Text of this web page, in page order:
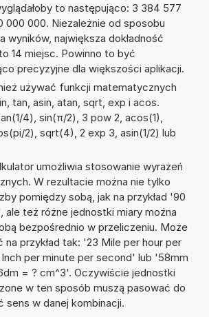
to następująco: 3 384 577
000 000. Niezależnie od sposobu
wyników, największa dokładność
14 miejsc. Powinno to być
precyzyjne dla większości aplikacji.
używać funkcji matematycznych
tan, asin, atan, sqrt, exp i acos.
4), sin(π/2), 3 pow 2, acos(1),
2), sqrt(4), 2 exp 3, asin(1/2) lub
umożliwia stosowanie wyrażeń
W rezultacie można nie tylko
pomiędzy sobą, jak na przykład '90
ale też różne jednostki miary można
bezpośrednio w przeliczeniu. Może
na przykład tak: '23 Mile per hour per
per minute per second' lub '58mm
= ? cm^3'. Oczywiście jednostki
w ten sposób muszą pasować do
sens w danej kombinacji.